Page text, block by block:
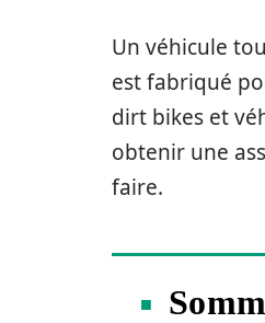
Un véhicule
est fabriqué
dirt bikes et
obtenir une
faire.